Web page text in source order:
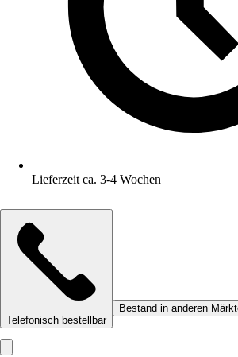
Lieferzeit ca. 3-4 Wochen
Telefonisch bestellbar
Bestand in anderen